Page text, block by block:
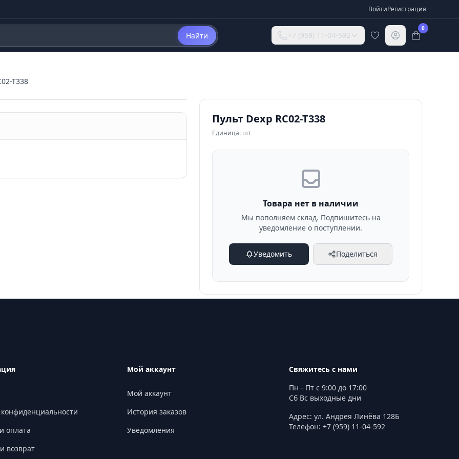
ВойтиРегистрация
Найти +7 (959) 11-04-592
0
T338
Пульт Dexp RC02-T338
Единица: шт
Товара нет в наличии
Мы пополняем склад. Подпишитесь на
уведомление о поступлении.
Уведомить Поделиться
оплата
возврат
Мой аккаунт
Мой аккаунт
История заказов
Уведомления
Свяжитесь с нами
Пн - Пт с 9:00 до 17:00
Сб Вс выходные дни
Адрес: ул. Андрея Линёва 128Б
Телефон: +7 (959) 11-04-592